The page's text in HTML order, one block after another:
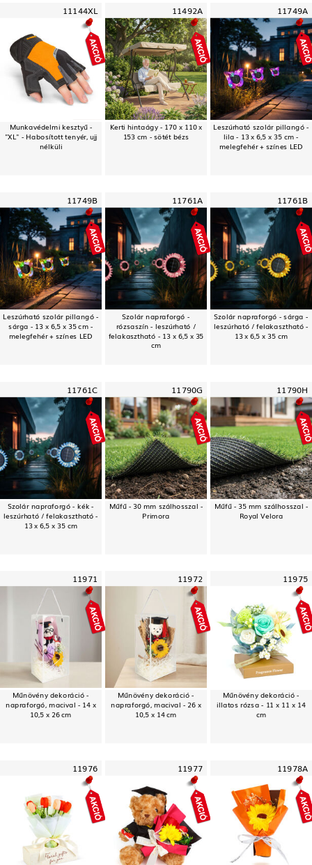
11144XL
Munkavédelmi kesztyű -
"XL" - Habosított tenyér, ujj
nélküli
11492A
Kerti hintaágy - 170 x 110 x
153 cm - sötét bézs
11749A
Leszúrható szolár pillangó -
lila - 13 x 6,5 x 35 cm -
melegfehér + színes LED
11749B
Leszúrható szolár pillangó -
sárga - 13 x 6,5 x 35 cm -
melegfehér + színes LED
11761A
Szolár napraforgó -
rózsaszín - leszúrható /
felakasztható - 13 x 6,5 x 35
cm
11761B
Szolár napraforgó - sárga -
leszúrható / felakasztható -
13 x 6,5 x 35 cm
11761C
Szolár napraforgó - kék -
leszúrható / felakasztható -
13 x 6,5 x 35 cm
11790G
Műfű - 30 mm szálhosszal -
Primora
11790H
Műfű - 35 mm szálhosszal -
Royal Velora
11971
Műnövény dekoráció -
napraforgó, macival - 14 x
10,5 x 26 cm
11972
Műnövény dekoráció -
napraforgó, macival - 26 x
10,5 x 14 cm
11975
Műnövény dekoráció -
illatos rózsa - 11 x 11 x 14
cm
11976 11977 11978A